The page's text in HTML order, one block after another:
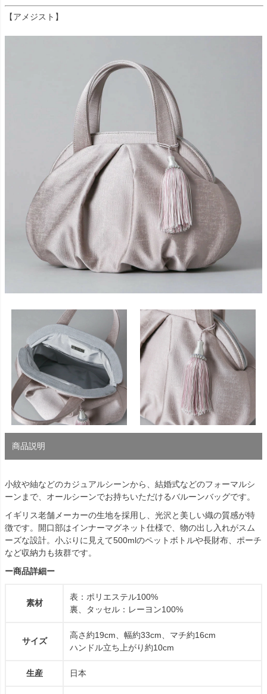
【アメジスト】
商品説明
小紋や紬などのカジュアルシーンから、結婚式などのフォーマルシ
ーンまで、オールシーンでお持ちいただけるバルーンバッグです。
イギリス老舗メーカーの生地を採用し、光沢と美しい織の質感が特
徴です。開口部はインナーマグネット仕様で、物の出し入れがスム
ーズな設計。小ぶりに見えて500mlのペットボトルや長財布、ポーチ
など収納力も抜群です。
ー商品詳細ー
素材
表：ポリエステル100%
裏、タッセル：レーヨン100%
サイズ
高さ約19cm、幅約33cm、マチ約16cm
ハンドル立ち上がり約10cm
生産 日本